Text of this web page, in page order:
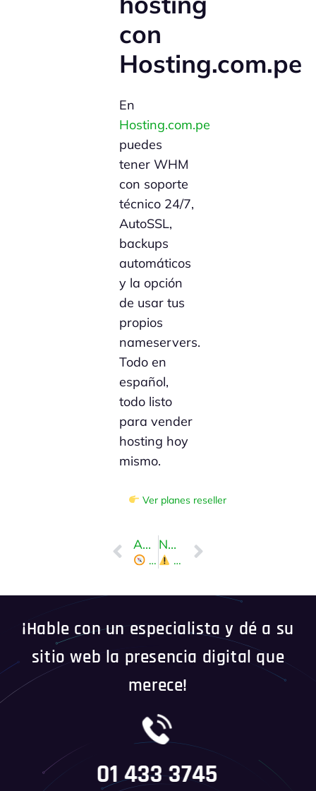
con
Hosting.com.pe
En
Hosting.com.pe
puedes
tener WHM
con soporte
técnico 24/7,
AutoSSL,
backups
automáticos
y la opción
de usar tus
propios
nameservers.
Todo en
español,
todo listo
para vender
hosting hoy
mismo.
Ver planes reseller
ANTERIOR NEXT
¡Hable con un especialista y dé a su
sitio web la presencia digital que
merece!
01 433 3745